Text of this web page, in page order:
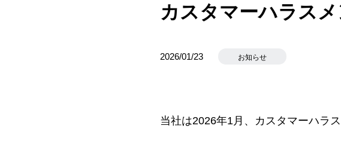
カスタマーハラス
2026/01/23 お知らせ
当社は2026年1月、カスタマーハラ